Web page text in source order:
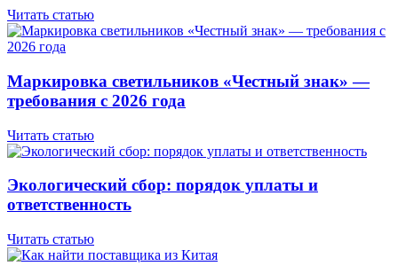
Читать статью
Маркировка светильников «Честный знак» —
требования с 2026 года
Читать статью
Экологический сбор: порядок уплаты и
ответственность
Читать статью